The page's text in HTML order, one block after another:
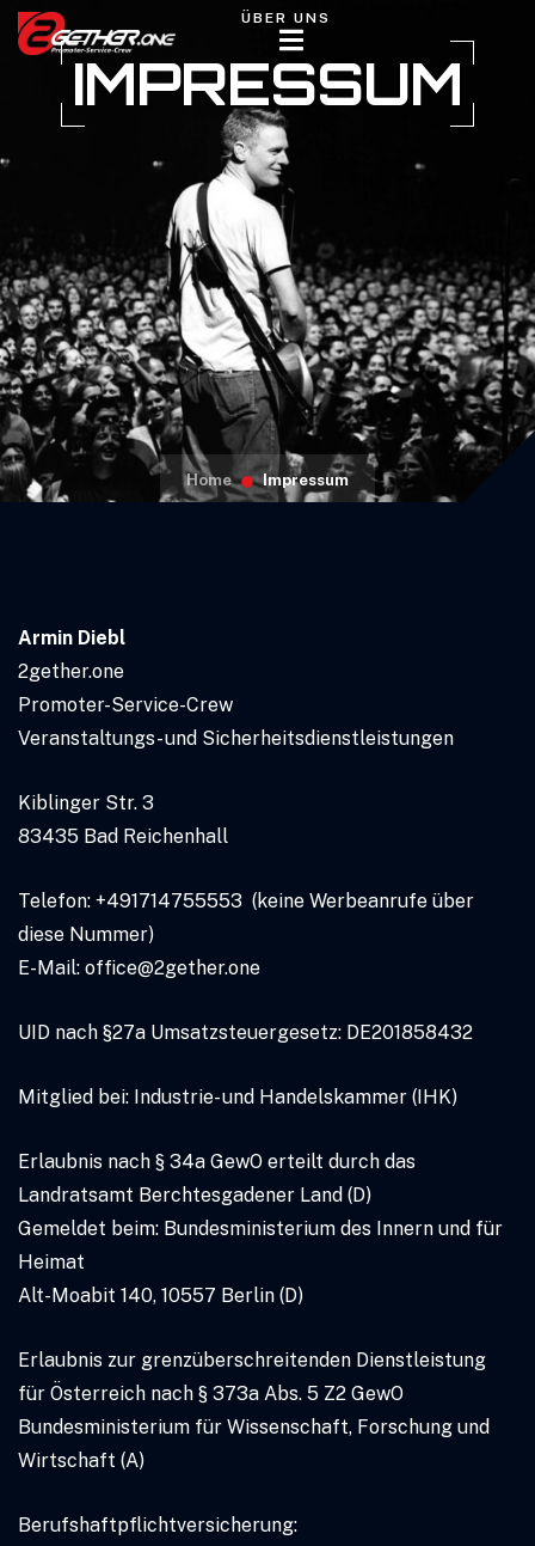
ÜBER UNS
IMPRESSUM
Home Impressum
Armin Diebl
2gether.one
Promoter-Service-Crew
Veranstaltungs- und Sicherheitsdienstleistungen
Kiblinger Str. 3
83435 Bad Reichenhall
Telefon: +491714755553 (keine Werbeanrufe über
diese Nummer)
E-Mail: office@2gether.one
UID nach §27a Umsatzsteuergesetz: DE201858432
Mitglied bei: Industrie- und Handelskammer (IHK)
Erlaubnis nach § 34a GewO erteilt durch das
Landratsamt Berchtesgadener Land (D)
Gemeldet beim: Bundesministerium des Innern und für
Heimat
Alt-Moabit 140, 10557 Berlin (D)
Erlaubnis zur grenzüberschreitenden Dienstleistung
für Österreich nach § 373a Abs. 5 Z2 GewO
Bundesministerium für Wissenschaft, Forschung und
Wirtschaft (A)
Berufshaftpflichtversicherung: